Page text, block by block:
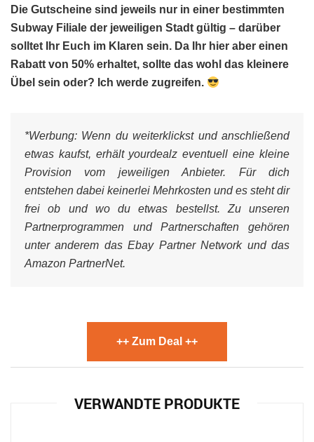
Die Gutscheine sind jeweils nur in einer bestimmten
Subway Filiale der jeweiligen Stadt gültig – darüber
solltet Ihr Euch im Klaren sein. Da Ihr hier aber einen
Rabatt von 50% erhaltet, sollte das wohl das kleinere
Übel sein oder? Ich werde zugreifen.
*Werbung: Wenn du weiterklickst und anschließend
etwas kaufst, erhält yourdealz eventuell eine kleine
Provision vom jeweiligen Anbieter. Für dich
entstehen dabei keinerlei Mehrkosten und es steht dir
frei ob und wo du etwas bestellst. Zu unseren
Partnerprogrammen und Partnerschaften gehören
unter anderem das Ebay Partner Network und das
Amazon PartnerNet.
++ Zum Deal ++
VERWANDTE PRODUKTE